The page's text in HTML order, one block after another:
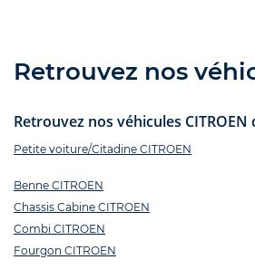
Retrouvez nos
Retrouvez nos véhicules
Petite voiture/Citadine CITROEN
Benne CITROEN
Chassis Cabine CITROEN
Combi CITROEN
Fourgon CITROEN